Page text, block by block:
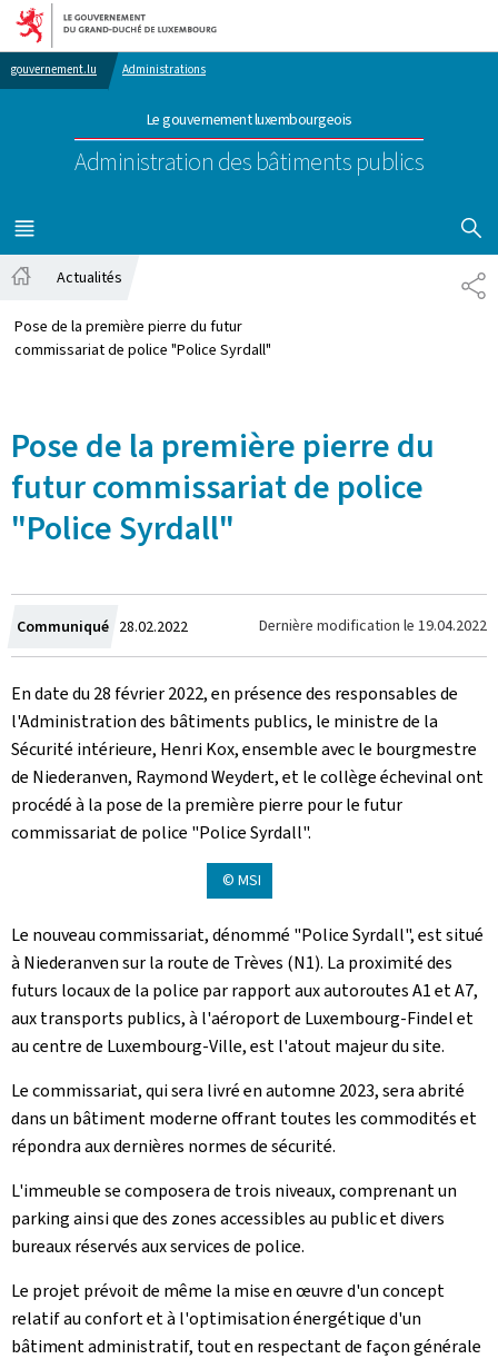
Aller au menu principal
Aller au contenu
gouvernement.lu Administrations
Le gouvernement luxembourgeois
Administration des bâtiments publics
MENU
PRINCIPAL
Actualités
Pose de la première pierre du futur
commissariat de police "Police Syrdall"
Pose de la première pierre du
futur commissariat de police
"Police Syrdall"
Communiqué Crée
le
28.02.2022 Dernière modification le 19.04.2022
En date du 28 février 2022, en présence des responsables de
l'Administration des bâtiments publics, le ministre de la
Sécurité intérieure, Henri Kox, ensemble avec le bourgmestre
de Niederanven, Raymond Weydert, et le collège échevinal ont
procédé à la pose de la première pierre pour le futur
commissariat de police "Police Syrdall".
© MSI
Le nouveau commissariat, dénommé "Police Syrdall", est situé
à Niederanven sur la route de Trèves (N1). La proximité des
futurs locaux de la police par rapport aux autoroutes A1 et A7,
aux transports publics, à l'aéroport de Luxembourg-Findel et
au centre de Luxembourg-Ville, est l'atout majeur du site.
Le commissariat, qui sera livré en automne 2023, sera abrité
dans un bâtiment moderne offrant toutes les commodités et
répondra aux dernières normes de sécurité.
L'immeuble se composera de trois niveaux, comprenant un
parking ainsi que des zones accessibles au public et divers
bureaux réservés aux services de police.
Le projet prévoit de même la mise en œuvre d'un concept
relatif au confort et à l'optimisation énergétique d'un
bâtiment administratif, tout en respectant de façon générale